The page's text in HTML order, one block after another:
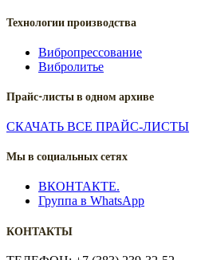
Технологии производства
Вибропрессование
Вибролитье
Прайс-листы в одном архиве
СКАЧАТЬ ВСЕ ПРАЙС-ЛИСТЫ
Мы в социальных сетях
ВКОНТАКТЕ.
Группа в WhatsApp
КОНТАКТЫ